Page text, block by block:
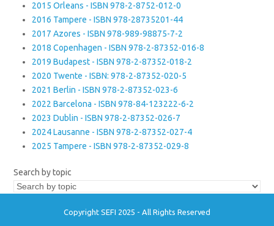
2015 Orleans - ISBN 978-2-8752-012-0
2016 Tampere - ISBN 978-28735201-44
2017 Azores - ISBN 978-989-98875-7-2
2018 Copenhagen - ISBN 978-2-87352-016-8
2019 Budapest - ISBN 978-2-87352-018-2
2020 Twente - ISBN: 978-2-87352-020-5
2021 Berlin - ISBN 978-2-87352-023-6
2022 Barcelona - ISBN 978-84-123222-6-2
2023 Dublin - ISBN 978-2-87352-026-7
2024 Lausanne - ISBN 978-2-87352-027-4
2025 Tampere - ISBN 978-2-87352-029-8
Search by topic
Copyright SEFI 2025 - All Rights Reserved